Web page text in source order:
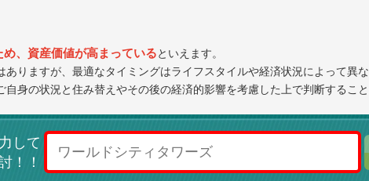
、資産価値が高まっているといえます。
りますが、最適なタイミングはライフスタイルや経済状況によって異な
身の状況と住み替えやその後の経済的影響を考慮した上で判断すること
して
！！